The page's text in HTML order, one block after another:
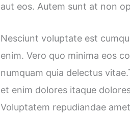
aut eos. Autem sunt at non
Nesciunt voluptate est
enim. Vero quo minima eos
numquam quia delectus
et enim dolores itaque
Voluptatem repudiandae